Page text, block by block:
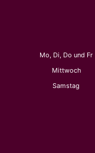
Mo, Di, Do und Fr
Mittwoch
Samstag